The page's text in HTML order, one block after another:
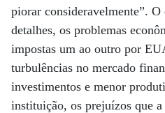
piorar consideravelmente”.
detalhes, os problemas
impostas um ao outro por
turbulências no mercado
investimentos e menor
instituição, os prejuízos que